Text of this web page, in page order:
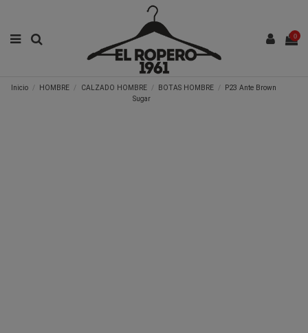
0
Inicio HOMBRE CALZADO HOMBRE BOTAS HOMBRE
P23 Ante Brown
Sugar